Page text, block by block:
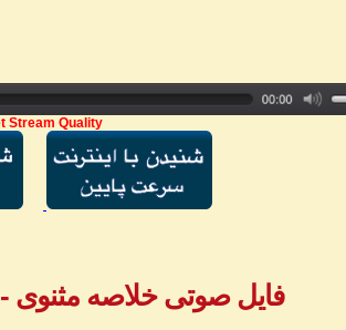
Stream Quality
فایل صوتی خلاصه مثنوی - بخش ۷ -